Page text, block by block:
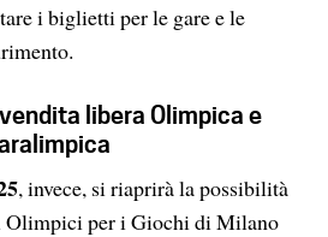
i biglietti per le gare e le
libera Olimpica e
, invece, si riaprirà la possibilità
Olimpici per i Giochi di Milano